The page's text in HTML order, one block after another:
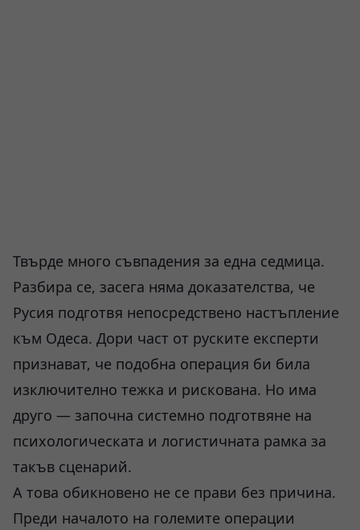
Твърде много съвпадения за една седмица.
Разбира се, засега няма доказателства, че
Русия подготвя непосредствено настъпление
към Одеса. Дори част от руските експерти
признават, че подобна операция би била
изключително тежка и рискована. Но има
друго — започна системно подготвяне на
психологическата и логистичната рамка за
такъв сценарий.
А това обикновено не се прави без причина.
Преди началото на големите операции